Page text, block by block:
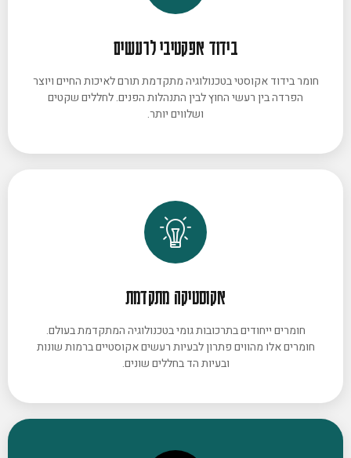
בידוד אפקטיבי לרעשים
חומר בידוד אקוסטי בטכנולוגיה מתקדמת תורם לאיכות החיים ויוצר
הפרדה בין רעשי החוץ לבין התנהלות הפנים. לחללים שקטים
ושלווים יותר.
אקוסטיקה מתקדמת
חומרים ייחודים בתרכובות גומי בטכנולוגיה המתקדמת בעולם.
חומרים אלו מהווים פתרון לבעיות רעשים אקוסטיים ברמות שונות
ובעיות הד בחללים שונים.